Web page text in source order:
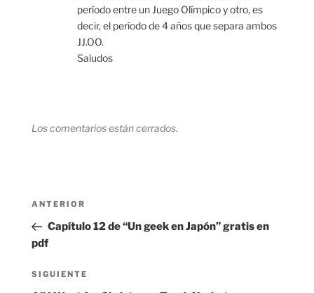
período entre un Juego Olímpico y otro, es
decir, el período de 4 años que separa ambos
JJ.OO.
Saludos
Los comentarios están cerrados.
Navegación
entradas
Entrada
anterior:
ANTERIOR
Capítulo 12 de “Un geek en Japón” gratis en
pdf
Siguiente
SIGUIENTE